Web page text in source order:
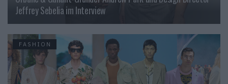
Jeffrey Sebelia im Interview
FASHION